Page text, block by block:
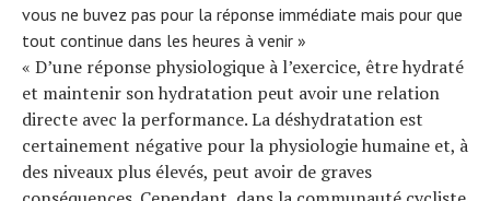
vous ne buvez pas pour la réponse immédiate mais pour que
tout continue dans les heures à venir »
« D’une réponse physiologique à l’exercice, être hydraté
et maintenir son hydratation peut avoir une relation
directe avec la performance. La déshydratation est
certainement négative pour la physiologie humaine et, à
des niveaux plus élevés, peut avoir de graves